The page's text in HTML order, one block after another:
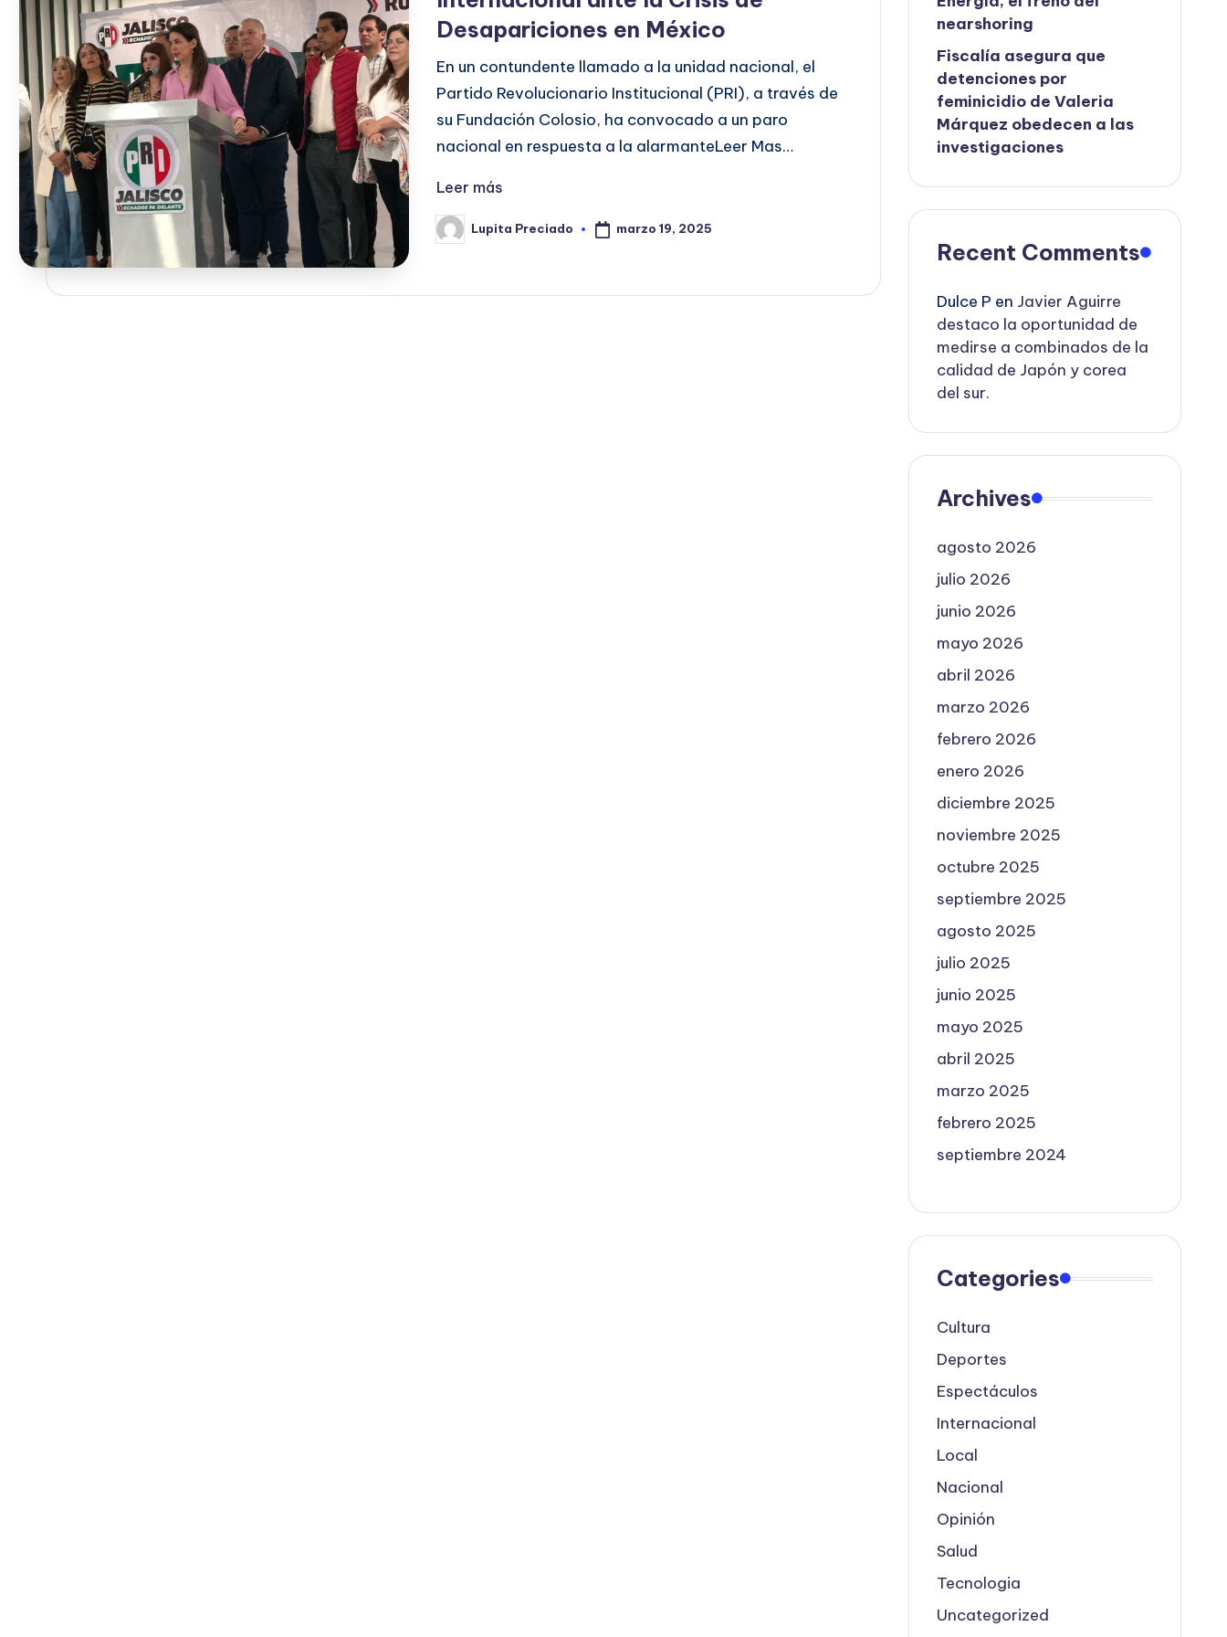
Desapariciones en México
En un contundente llamado a la unidad nacional, el
Partido Revolucionario Institucional (PRI), a través de
su Fundación Colosio, ha convocado a un paro
nacional en respuesta a la alarmanteLeer Mas…
Leer más
Publicado
por
Lupita Preciado marzo 19, 2025
nearshoring
Fiscalía asegura que
detenciones por
feminicidio de Valeria
Márquez obedecen a las
investigaciones
Recent Comments
Dulce P en Javier Aguirre
destaco la oportunidad de
medirse a combinados de la
calidad de Japón y corea
del sur.
Archives
agosto 2026
julio 2026
junio 2026
mayo 2026
abril 2026
marzo 2026
febrero 2026
enero 2026
diciembre 2025
noviembre 2025
octubre 2025
septiembre 2025
agosto 2025
julio 2025
junio 2025
mayo 2025
abril 2025
marzo 2025
febrero 2025
septiembre 2024
Categories
Cultura
Deportes
Espectáculos
Internacional
Local
Nacional
Opinión
Salud
Tecnologia
Uncategorized